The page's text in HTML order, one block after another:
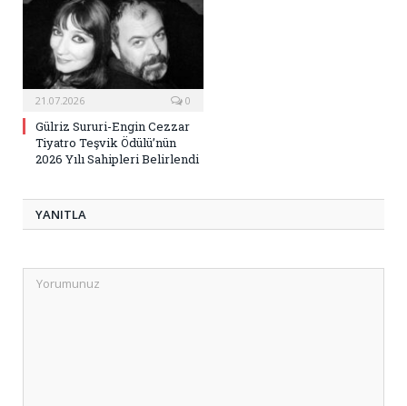
21.07.2026 0
Gülriz Sururi-Engin Cezzar
Tiyatro Teşvik Ödülü’nün
2026 Yılı Sahipleri Belirlendi
YANITLA